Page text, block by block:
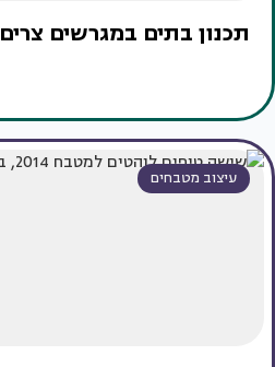
תכנון בתים במגרשים צרים
עיצוב מטבחים